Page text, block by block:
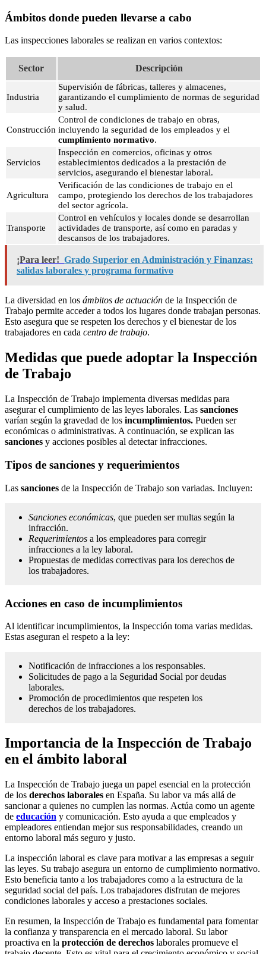
Ámbitos donde pueden llevarse a cabo
Las inspecciones laborales se realizan en varios contextos:
Sector Descripción
Industria
Supervisión de fábricas, talleres y almacenes,
garantizando el cumplimiento de normas de seguridad
y salud.
Construcción
Control de condiciones de trabajo en obras,
incluyendo la seguridad de los empleados y el
cumplimiento normativo.
Servicios
Inspección en comercios, oficinas y otros
establecimientos dedicados a la prestación de
servicios, asegurando el bienestar laboral.
Agricultura
Verificación de las condiciones de trabajo en el
campo, protegiendo los derechos de los trabajadores
del sector agrícola.
Transporte
Control en vehículos y locales donde se desarrollan
actividades de transporte, así como en paradas y
descansos de los trabajadores.
¡Para leer! Grado Superior en Administración y Finanzas:
salidas laborales y programa formativo
La diversidad en los ámbitos de actuación de la Inspección de
Trabajo permite acceder a todos los lugares donde trabajan personas.
Esto asegura que se respeten los derechos y el bienestar de los
trabajadores en cada centro de trabajo.
Medidas que puede adoptar la Inspección
de Trabajo
La Inspección de Trabajo implementa diversas medidas para
asegurar el cumplimiento de las leyes laborales. Las sanciones
varían según la gravedad de los incumplimientos. Pueden ser
económicas o administrativas. A continuación, se explican las
sanciones y acciones posibles al detectar infracciones.
Tipos de sanciones y requerimientos
Las sanciones de la Inspección de Trabajo son variadas. Incluyen:
Sanciones económicas, que pueden ser multas según la
infracción.
Requerimientos a los empleadores para corregir
infracciones a la ley laboral.
Propuestas de medidas correctivas para los derechos de
los trabajadores.
Acciones en caso de incumplimientos
Al identificar incumplimientos, la Inspección toma varias medidas.
Estas aseguran el respeto a la ley:
Notificación de infracciones a los responsables.
Solicitudes de pago a la Seguridad Social por deudas
laborales.
Promoción de procedimientos que respeten los
derechos de los trabajadores.
Importancia de la Inspección de Trabajo
en el ámbito laboral
La Inspección de Trabajo juega un papel esencial en la protección
de los derechos laborales en España. Su labor va más allá de
sancionar a quienes no cumplen las normas. Actúa como un agente
de educación y comunicación. Esto ayuda a que empleados y
empleadores entiendan mejor sus responsabilidades, creando un
entorno laboral más seguro y justo.
La inspección laboral es clave para motivar a las empresas a seguir
las leyes. Su trabajo asegura un entorno de cumplimiento normativo.
Esto beneficia tanto a los trabajadores como a la estructura de la
seguridad social del país. Los trabajadores disfrutan de mejores
condiciones laborales y acceso a prestaciones sociales.
En resumen, la Inspección de Trabajo es fundamental para fomentar
la confianza y transparencia en el mercado laboral. Su labor
proactiva en la protección de derechos laborales promueve el